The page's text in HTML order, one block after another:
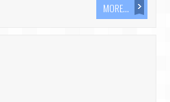
MORE...